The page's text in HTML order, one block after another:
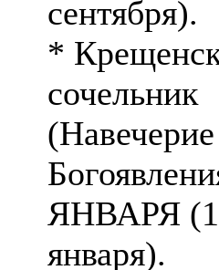
сентября).
*
сочельник
(Навечерие
ЯНВАРЯ
января).